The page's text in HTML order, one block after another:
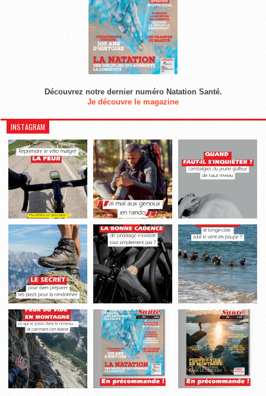
Découvrez notre dernier numéro Natation Santé.
Je découvre le magazine
INSTAGRAM